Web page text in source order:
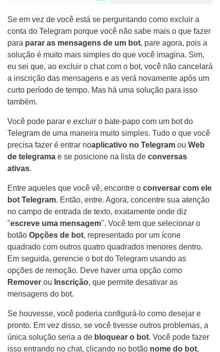
Se em vez de você está se perguntando como excluir a
conta do Telegram porque você não sabe mais o que fazer
para parar as mensagens de um bot, pare agora, pois a
solução é muito mais simples do que você imagina. Sim,
eu sei que, ao excluir o chat com o bot, você não cancelará
a inscrição das mensagens e as verá novamente após um
curto período de tempo. Mas há uma solução para isso
também.
Você pode parar e excluir o bate-papo com um bot do
Telegram de uma maneira muito simples. Tudo o que você
precisa fazer é entrar noaplicativo no Telegram ou Web
de telegrama e se posicione na lista de conversas
ativas.
Entre aqueles que você vê, encontre o conversar com ele
bot Telegram. Então, entre. Agora, concentre sua atenção
no campo de entrada de texto, exatamente onde diz
"escreve uma mensagem". Você tem que selecionar o
botão Opções de bot, representado por um ícone
quadrado com outros quatro quadrados menores dentro.
Em seguida, gerencie o bot do Telegram usando as
opções de remoção. Deve haver uma opção como
Remover ou Inscrição, que permite desativar as
mensagens do bot.
Se houvesse, você poderia configurá-lo como desejar e
pronto. Em vez disso, se você tivesse outros problemas, a
única solução seria a de bloquear o bot. Você pode fazer
isso entrando no chat, clicando no botão nome do bot,